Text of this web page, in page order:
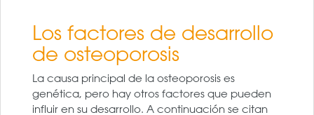
Los factores de desarrollo
de osteoporosis
La causa principal de la osteoporosis es
genética, pero hay otros factores que pueden
influir en su desarrollo. A continuación se citan